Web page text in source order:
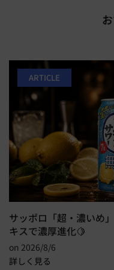
ARTICLE
サッポロ「超・濃いめ
キスで濃厚進化🍋
on 2026/8/6
詳しく見る